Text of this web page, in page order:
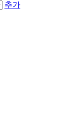
추가